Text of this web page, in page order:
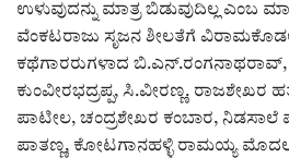
ಅಂಕಣ
ಸಾಧಕರ ಪರಿಚಯ
ಪತ್ರಕರ್ತರ ಪರಿಚಯ
ಉಳುವುದನ್ನು ಮಾತ್ರ ಬಿಡುವುದಿಲ್ಲ ಎಂಬ
ವೆಂಕಟರಾಜು ಸೃಜನ ಶೀಲತೆಗೆ
ಕಥೆಗಾರರುಗಳಾದ ಬಿ.ಎನ್.ರಂಗನಾಥರಾವ್,
ಕುಂವೀರಭದ್ರಪ್ಪ, ಸಿ.ವೀರಣ್ಣ. ರಾಜಶೇಖರ
ಪಾಟೀಲ, ಚಂದ್ರಶೇಖರ ಕಂಬಾರ, ನಿಡಸಾಲೆ
ಪಾತಣ್ಣ, ಕೋಟಗಾನಹಳ್ಳಿ ರಾಮಯ್ಯ